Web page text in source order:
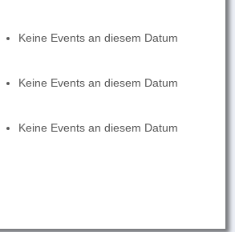
Keine Events an diesem Datum
Keine Events an diesem Datum
Keine Events an diesem Datum